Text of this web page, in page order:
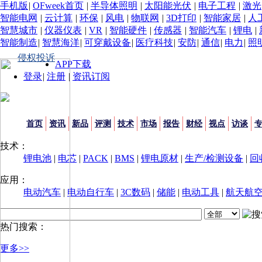
手机版 | OFweek首页 | 半导体照明 | 太阳能光伏 | 电子工程 | 激光
智能电网 | 云计算 | 环保 | 风电 | 物联网 | 3D打印 | 智能家居 | 人
智慧城市 | 仪器仪表 | VR | 智能硬件 | 传感器 | 智能汽车 | 锂电 |
智能制造| 智慧海洋| 可穿戴设备| 医疗科技| 安防| 通信| 电力 | 照
侵权投诉
APP下载
登录| 注册 | 资讯订阅
首页 资讯 新品 评测 技术 市场 报告 财经 视点 访谈
技术：
锂电池 | 电芯 | PACK | BMS | 锂电原材 | 生产/检测设备 | 回
应用：
电动汽车 | 电动自行车 | 3C数码 | 储能 | 电动工具 | 航天航
热门搜索：
更多>>